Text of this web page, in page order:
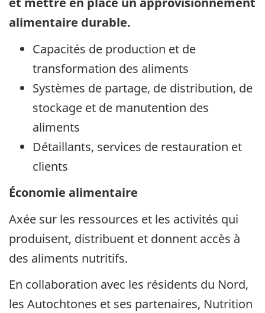
alimentaire durable.
Capacités de production et de
transformation des aliments
Systèmes de partage, de distribution, de
stockage et de manutention des
aliments
Détaillants, services de restauration et
clients
Économie alimentaire
Axée sur les ressources et les activités qui
produisent, distribuent et donnent accès à
des aliments nutritifs.
En collaboration avec les résidents du Nord,
les Autochtones et ses partenaires, Nutrition